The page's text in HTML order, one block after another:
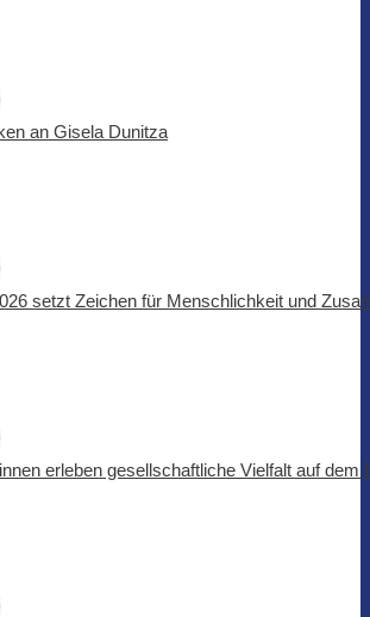
an Gisela Dunitza
setzt Zeichen für Menschlichkeit und
erleben gesellschaftliche Vielfalt auf dem